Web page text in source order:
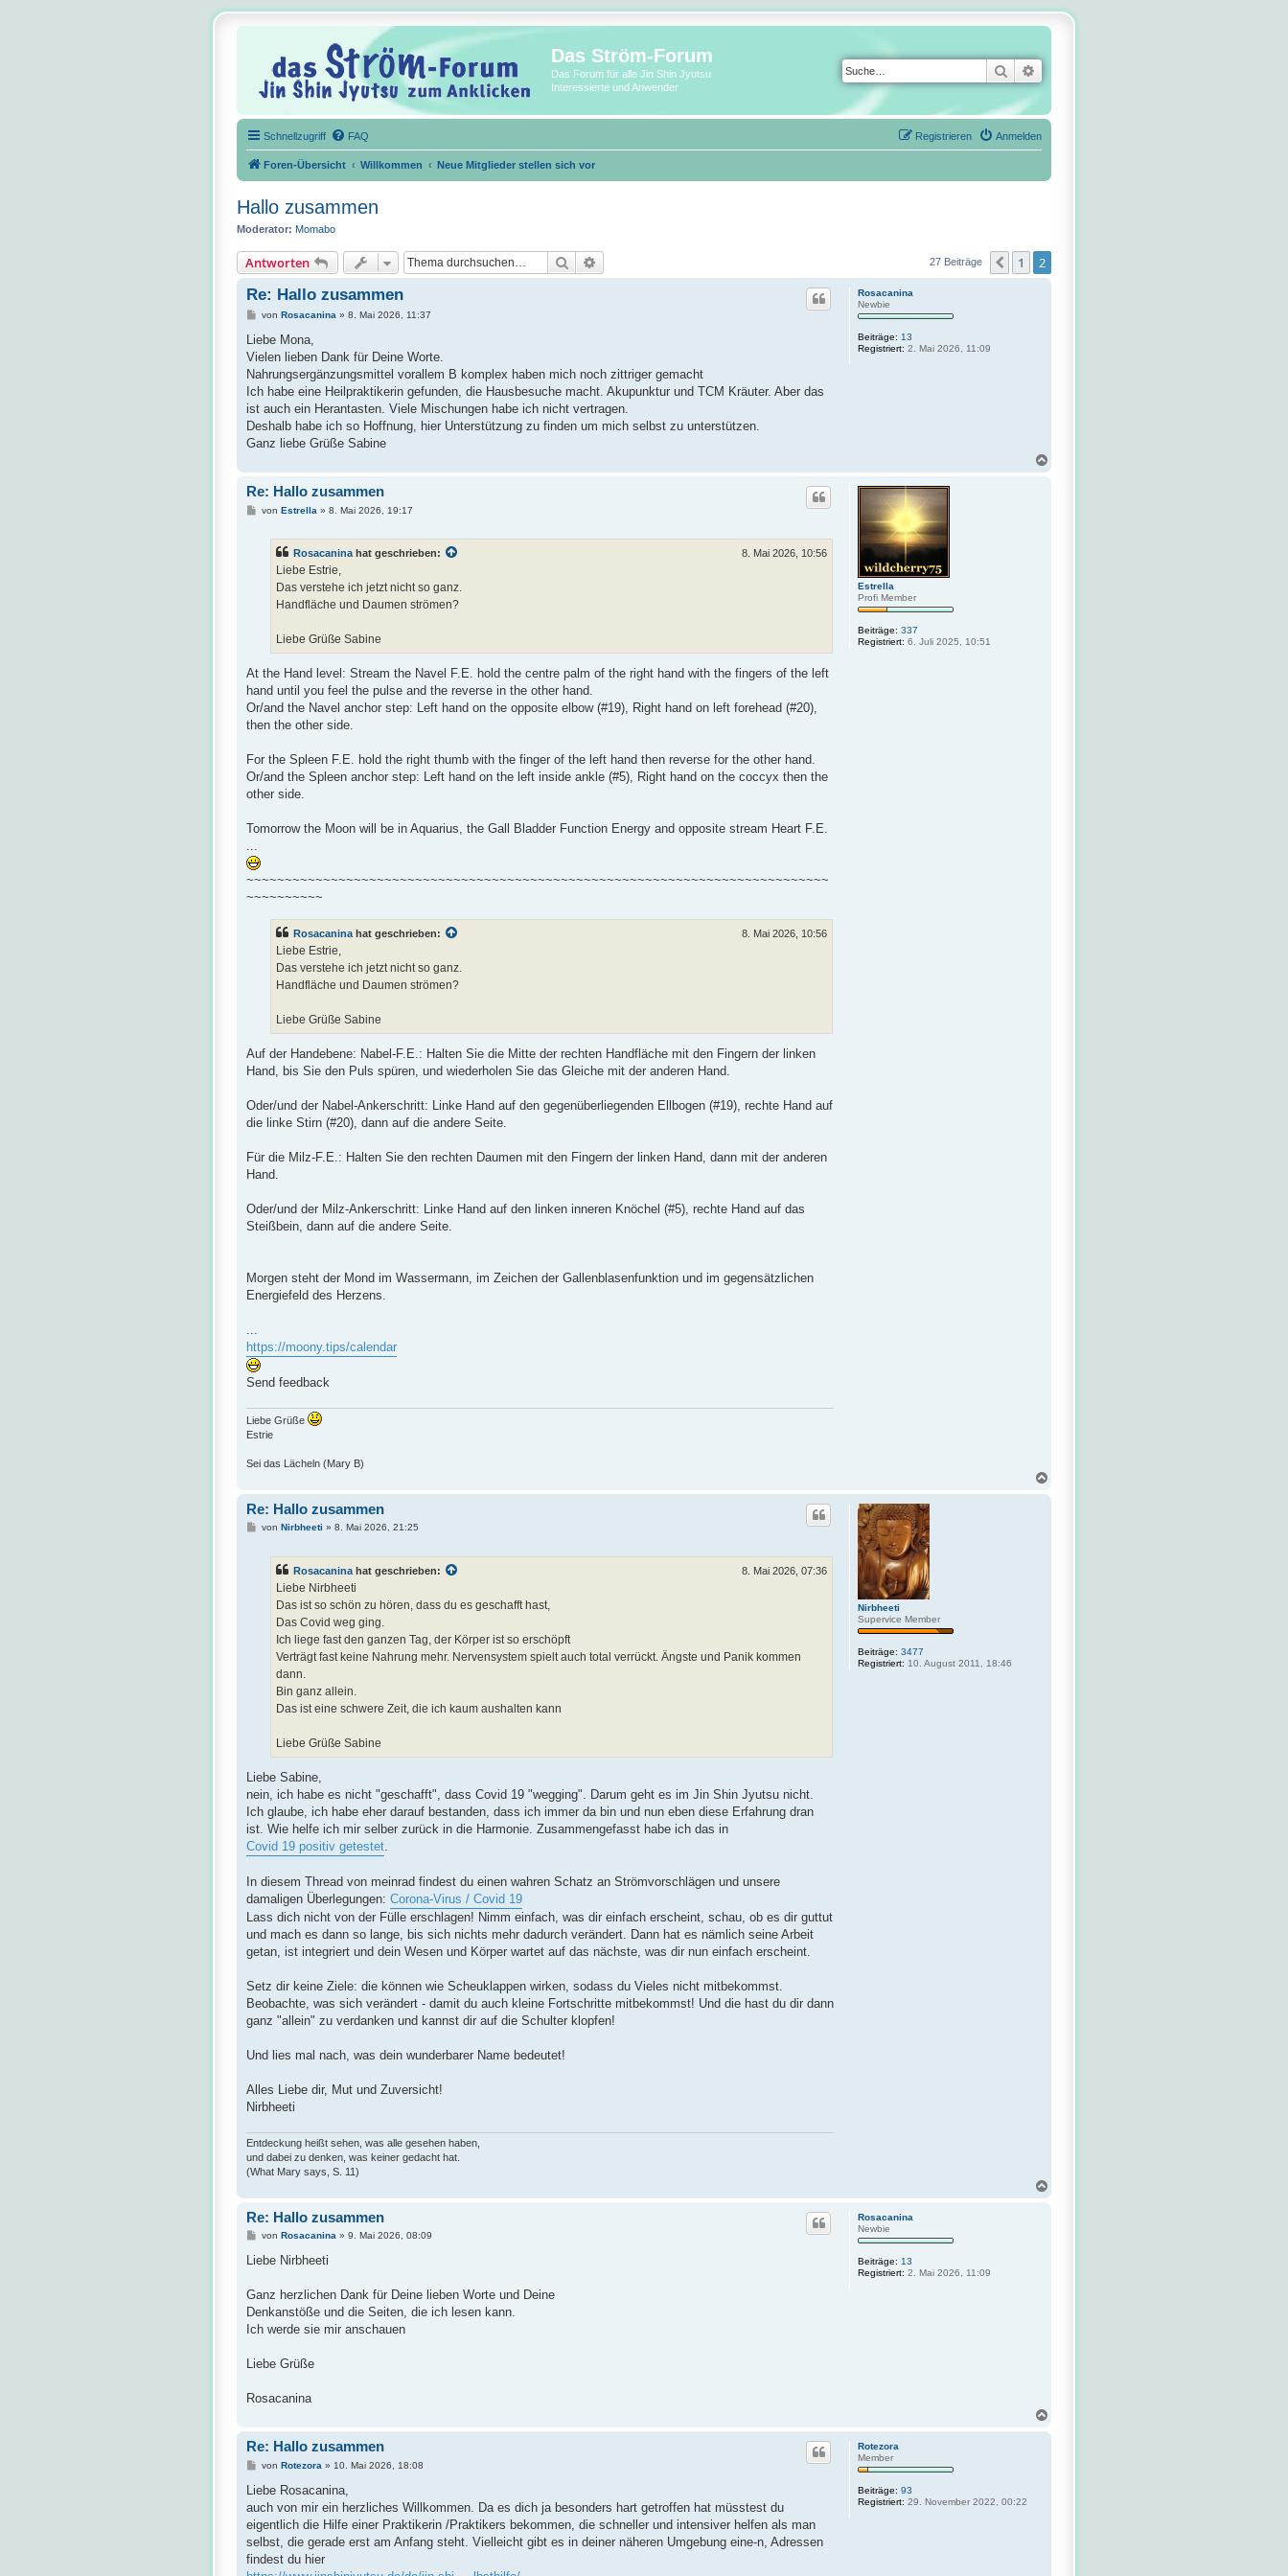
Das Ström-Forum
Das Forum für alle Jin Shin Jyutsu
Interessierte und Anwender
Suche
Schnellzugriff FAQ Anmelden
Registrieren
Foren-Übersicht Willkommen Neue Mitglieder stellen sich vor
Hallo zusammen
Moderator: Momabo
Antworten Suche 27 Beiträge Vorherige
1 2
Rosacanina
Newbie
Beiträge: 13
Registriert: 2. Mai 2026, 11:09
Re: Hallo zusammen
B
i
r
a
von Rosacanina » 8. Mai 2026, 11:37
Liebe Mona,
Vielen lieben Dank für Deine Worte.
Nahrungsergänzungsmittel vorallem B komplex haben mich noch zittriger gemacht
Ich habe eine Heilpraktikerin gefunden, die Hausbesuche macht. Akupunktur und TCM Kräuter. Aber das
ist auch ein Herantasten. Viele Mischungen habe ich nicht vertragen.
Deshalb habe ich so Hoffnung, hier Unterstützung zu finden um mich selbst zu unterstützen.
Ganz liebe Grüße Sabine
Estrella
Profi Member
Beiträge: 337
Registriert: 6. Juli 2025, 10:51
Re: Hallo zusammen
Bvon Estrella » 8. Mai 2026, 19:17
Rosacanina hat geschrieben: 8. Mai 2026, 10:56
Liebe Estrie,
Das verstehe ich jetzt nicht so ganz.
Handfläche und Daumen strömen?
Liebe Grüße Sabine
At the Hand level: Stream the Navel F.E. hold the centre palm of the right hand with the fingers of the left
hand until you feel the pulse and the reverse in the other hand.
Or/and the Navel anchor step: Left hand on the opposite elbow (#19), Right hand on left forehead (#20),
then the other side.
For the Spleen F.E. hold the right thumb with the finger of the left hand then reverse for the other hand.
Or/and the Spleen anchor step: Left hand on the left inside ankle (#5), Right hand on the coccyx then the
other side.
Tomorrow the Moon will be in Aquarius, the Gall Bladder Function Energy and opposite stream Heart F.E.
...
~~~~~~~~~~~~~~~~~~~~~~~~~~~~~~~~~~~~~~~~~~~~~~~~~~~~~~~~~~~~~~~~~~~~~~~~~~~~
~~~~~~~~~~
Rosacanina hat geschrieben: 8. Mai 2026, 10:56
Liebe Estrie,
Das verstehe ich jetzt nicht so ganz.
Handfläche und Daumen strömen?
Liebe Grüße Sabine
Auf der Handebene: Nabel-F.E.: Halten Sie die Mitte der rechten Handfläche mit den Fingern der linken
Hand, bis Sie den Puls spüren, und wiederholen Sie das Gleiche mit der anderen Hand.
Oder/und der Nabel-Ankerschritt: Linke Hand auf den gegenüberliegenden Ellbogen (#19), rechte Hand auf
die linke Stirn (#20), dann auf die andere Seite.
Für die Milz-F.E.: Halten Sie den rechten Daumen mit den Fingern der linken Hand, dann mit der anderen
Hand.
Oder/und der Milz-Ankerschritt: Linke Hand auf den linken inneren Knöchel (#5), rechte Hand auf das
Steißbein, dann auf die andere Seite.
Morgen steht der Mond im Wassermann, im Zeichen der Gallenblasenfunktion und im gegensätzlichen
Energiefeld des Herzens.
https://moony.tips/calendar
Send feedback
Liebe Grüße
Estrie
Sei das Lächeln (Mary B)
Nirbheeti
Supervice Member
Beiträge: 3477
Registriert: 10. August 2011, 18:46
Re: Hallo zusammen
Bvon Nirbheeti » 8. Mai 2026, 21:25
Rosacanina hat geschrieben: 8. Mai 2026, 07:36
Liebe Nirbheeti
Das ist so schön zu hören, dass du es geschafft hast,
Das Covid weg ging.
Ich liege fast den ganzen Tag, der Körper ist so erschöpft
Verträgt fast keine Nahrung mehr. Nervensystem spielt auch total verrückt. Ängste und Panik kommen
dann.
Bin ganz allein.
Das ist eine schwere Zeit, die ich kaum aushalten kann
Liebe Grüße Sabine
Liebe Sabine,
nein, ich habe es nicht "geschafft", dass Covid 19 "wegging". Darum geht es im Jin Shin Jyutsu nicht.
Ich glaube, ich habe eher darauf bestanden, dass ich immer da bin und nun eben diese Erfahrung dran
ist. Wie helfe ich mir selber zurück in die Harmonie. Zusammengefasst habe ich das in
Covid 19 positiv getestet
In diesem Thread von meinrad findest du einen wahren Schatz an Strömvorschlägen und unsere
damaligen Überlegungen: Corona-Virus / Covid 19
Lass dich nicht von der Fülle erschlagen! Nimm einfach, was dir einfach erscheint, schau, ob es dir guttut
und mach es dann so lange, bis sich nichts mehr dadurch verändert. Dann hat es nämlich seine Arbeit
getan, ist integriert und dein Wesen und Körper wartet auf das nächste, was dir nun einfach erscheint.
Setz dir keine Ziele: die können wie Scheuklappen wirken, sodass du Vieles nicht mitbekommst.
Beobachte, was sich verändert - damit du auch kleine Fortschritte mitbekommst! Und die hast du dir dann
ganz "allein" zu verdanken und kannst dir auf die Schulter klopfen!
Und lies mal nach, was dein wunderbarer Name bedeutet!
Alles Liebe dir, Mut und Zuversicht!
Nirbheeti
Entdeckung heißt sehen, was alle gesehen haben,
und dabei zu denken, was keiner gedacht hat.
(What Mary says, S. 11)
Rosacanina
Newbie
Beiträge: 13
Registriert: 2. Mai 2026, 11:09
Re: Hallo zusammen
B
i
a
von Rosacanina » 9. Mai 2026, 08:09
Liebe Nirbheeti
Ganz herzlichen Dank für Deine lieben Worte und Deine
Denkanstöße und die Seiten, die ich lesen kann.
Ich werde sie mir anschauen
Liebe Grüße
Rosacanina
Rotezora
Member
Beiträge: 93
Registriert: 29. November 2022, 00:22
Re: Hallo zusammen
B
i
r
a
g
von Rotezora » 10. Mai 2026, 18:08
Liebe Rosacanina,
auch von mir ein herzliches Willkommen. Da es dich ja besonders hart getroffen hat müsstest du
eigentlich die Hilfe einer Praktikerin /Praktikers bekommen, die schneller und intensiver helfen als man
selbst, die gerade erst am Anfang steht. Vielleicht gibt es in deiner näheren Umgebung eine-n, Adressen
findest du hier